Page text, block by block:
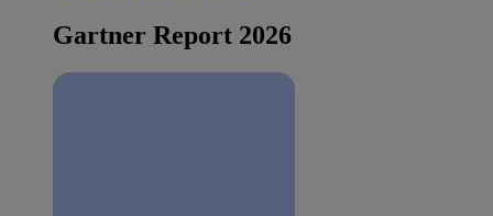
Gartner Report 2026